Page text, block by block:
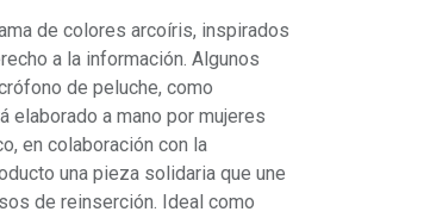
de colores arcoíris, inspirados
a la información. Algunos
de peluche, como
elaborado a mano por mujeres
en colaboración con la
una pieza solidaria que une
de reinserción. Ideal como